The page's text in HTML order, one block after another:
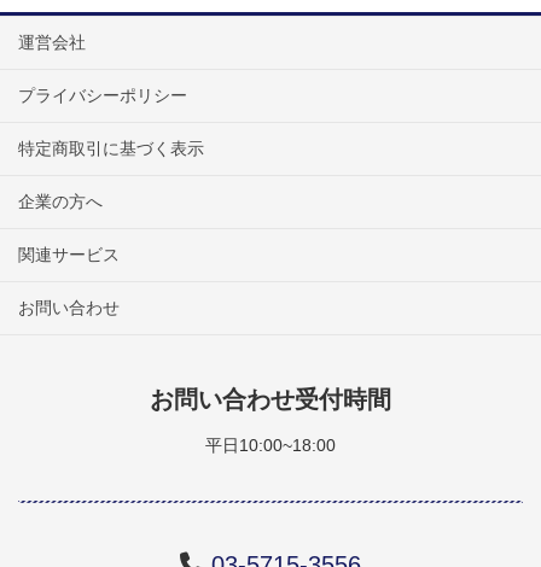
運営会社
プライバシーポリシー
特定商取引に基づく表示
企業の方へ
関連サービス
お問い合わせ
お問い合わせ受付時間
平日10:00~18:00